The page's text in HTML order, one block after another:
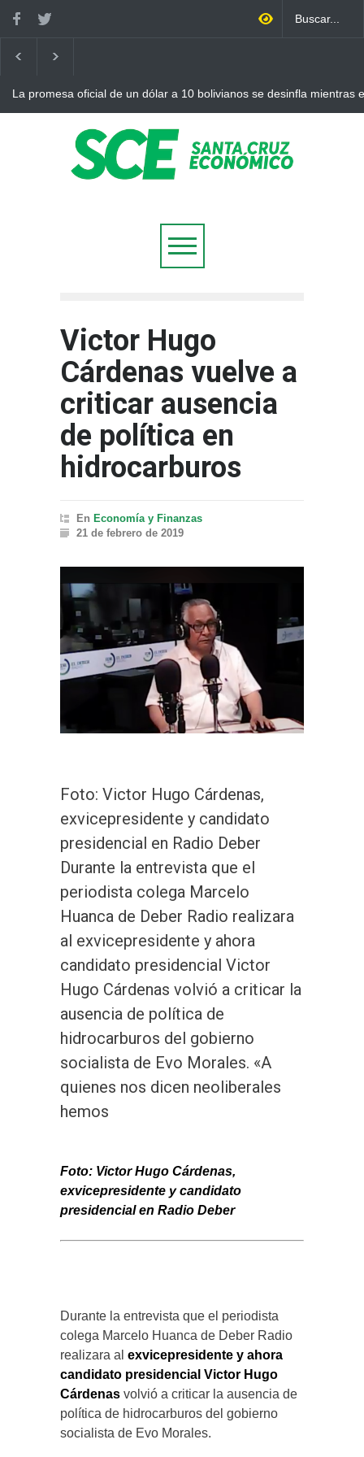
La promesa oficial de un dólar a 10 bolivianos se desinfla mientras
Victor Hugo
Cárdenas vuelve a
criticar ausencia
de política en
hidrocarburos
En Economía y Finanzas
21 de febrero de 2019
Foto: Victor Hugo Cárdenas,
exvicepresidente y candidato
presidencial en Radio Deber
Durante la entrevista que el
periodista colega Marcelo
Huanca de Deber Radio realizara
al exvicepresidente y ahora
candidato presidencial Victor
Hugo Cárdenas volvió a criticar la
ausencia de política de
hidrocarburos del gobierno
socialista de Evo Morales. «A
quienes nos dicen neoliberales
hemos
Foto: Victor Hugo Cárdenas,
exvicepresidente y candidato
presidencial en Radio Deber
Durante la entrevista que el periodista
colega Marcelo Huanca de Deber Radio
realizara al exvicepresidente y ahora
candidato presidencial Victor Hugo
Cárdenas volvió a criticar la ausencia de
política de hidrocarburos del gobierno
socialista de Evo Morales.